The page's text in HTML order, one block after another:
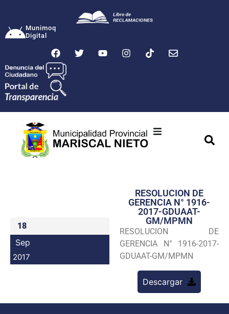
Munimoq
Digital
Transparencia
Seguridad
Programas
18
Sep
2017
RESOLUCION DE
GERENCIA N° 1916-
2017-GDUAAT-
GM/MPMN
RESOLUCION DE
GERENCIA N° 1916-2017-
GDUAAT-GM/MPMN
Descargar